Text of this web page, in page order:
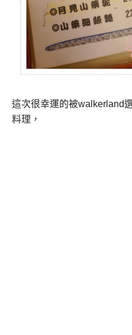
這次很幸運的被walkerland
料理，